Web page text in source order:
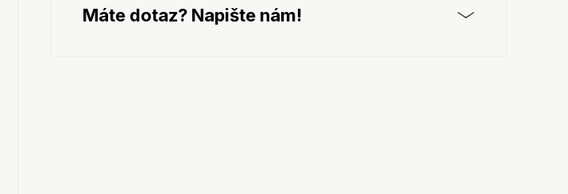
Máte dotaz? Napište nám!